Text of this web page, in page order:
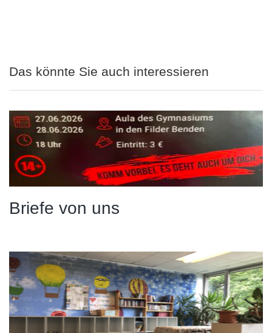
Das könnte Sie auch interessieren
Briefe von uns